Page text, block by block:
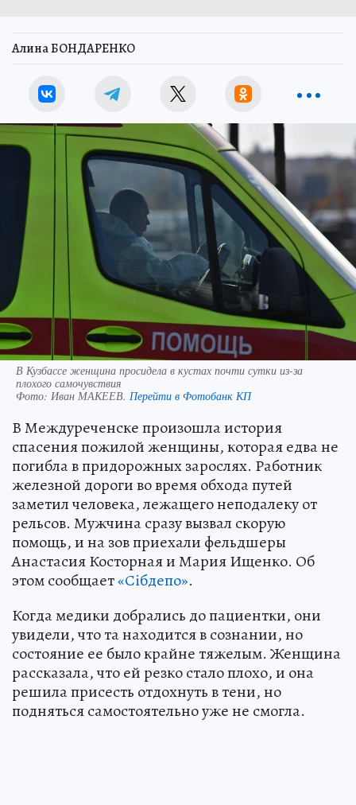
Алина БОНДАРЕНКО
В Кузбассе женщина просидела в кустах почти сутки из-за
плохого самочувствия
Фото: Иван МАКЕЕВ. Перейти в Фотобанк КП
В Междуреченске произошла история
спасения пожилой женщины, которая едва не
погибла в придорожных зарослях. Работник
железной дороги во время обхода путей
заметил человека, лежащего неподалеку от
рельсов. Мужчина сразу вызвал скорую
помощь, и на зов приехали фельдшеры
Анастасия Косторная и Мария Ищенко. Об
этом сообщает«Сiбдепо».
Когда медики добрались до пациентки, они
увидели, что та находится в сознании, но
состояние ее было крайне тяжелым. Женщина
рассказала, что ей резко стало плохо, и она
решила присесть отдохнуть в тени, но
подняться самостоятельно уже не смогла.